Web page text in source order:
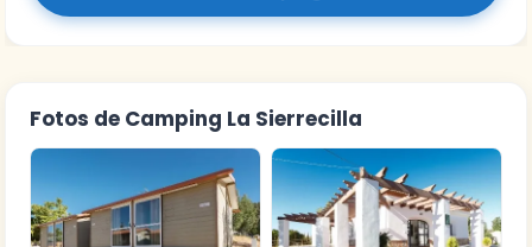
Fotos de Camping La Sierrecilla